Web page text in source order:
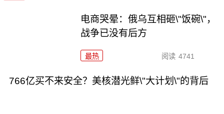
电商哭晕：俄乌互相砸\"饭碗\"，
战争已没有后方
最热 阅读 4741
766亿买不来安全？美核潜光鲜\"大计划\"的背后